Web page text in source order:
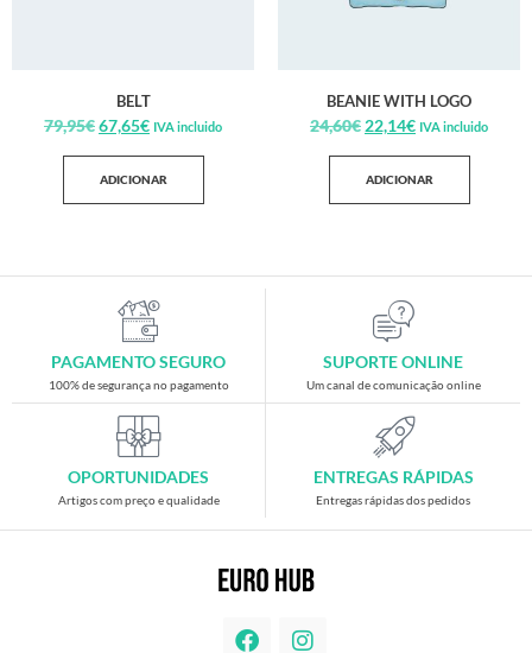
BELT
79,95€67,65€ IVA incluido
ADICIONAR
BEANIE WITH LOGO
24,60€ 22,14€ IVA incluido
ADICIONAR
PAGAMENTO SEGURO
100% de segurança no pagamento
SUPORTE ONLINE
Um canal de comunicação online
OPORTUNIDADES
Artigos com preço e qualidade
ENTREGAS RÁPIDAS
Entregas rápidas dos pedidos